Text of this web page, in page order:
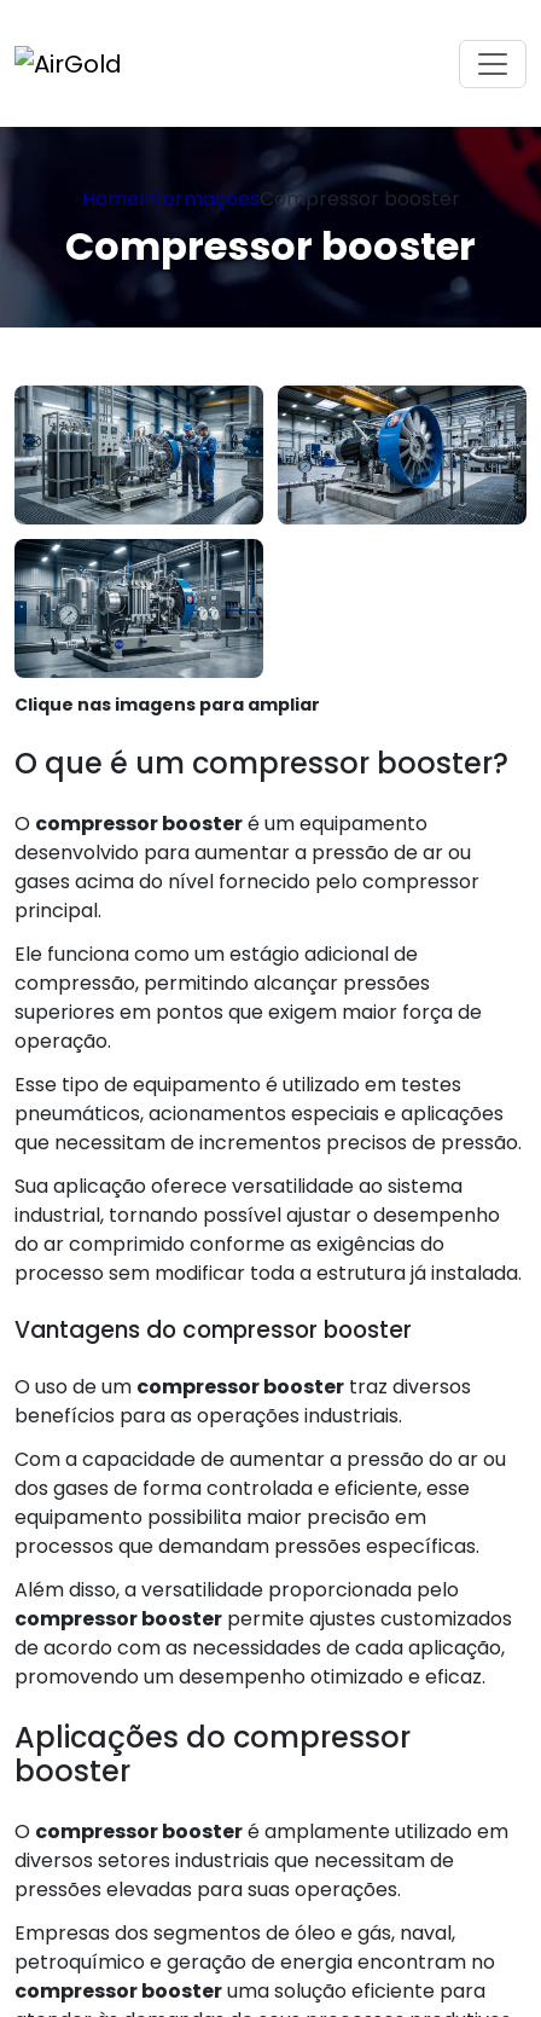
HomeInformaçõesCompressor booster
Compressor booster
Clique nas imagens para ampliar
O que é um compressor booster?
O compressor boosteré um equipamento
desenvolvido para aumentar a pressão de ar ou
gases acima do nível fornecido pelo compressor
principal.
Ele funciona como um estágio adicional de
compressão, permitindo alcançar pressões
superiores em pontos que exigem maior força de
operação.
Esse tipo de equipamento é utilizado em testes
pneumáticos, acionamentos especiais e aplicações
que necessitam de incrementos precisos de pressão.
Sua aplicação oferece versatilidade ao sistema
industrial, tornando possível ajustar o desempenho
do ar comprimido conforme as exigências do
processo sem modificar toda a estrutura já instalada.
Vantagens do compressor booster
O uso de um compressor booster traz diversos
benefícios para as operações industriais.
Com a capacidade de aumentar a pressão do ar ou
dos gases de forma controlada e eficiente, esse
equipamento possibilita maior precisão em
processos que demandam pressões específicas.
Além disso, a versatilidade proporcionada pelo
compressor booster permite ajustes customizados
de acordo com as necessidades de cada aplicação,
promovendo um desempenho otimizado e eficaz.
Aplicações do compressor
booster
O compressor boosteré amplamente utilizado em
diversos setores industriais que necessitam de
pressões elevadas para suas operações.
Empresas dos segmentos de óleo e gás, naval,
petroquímico e geração de energia encontram no
compressor boosteruma solução eficiente para